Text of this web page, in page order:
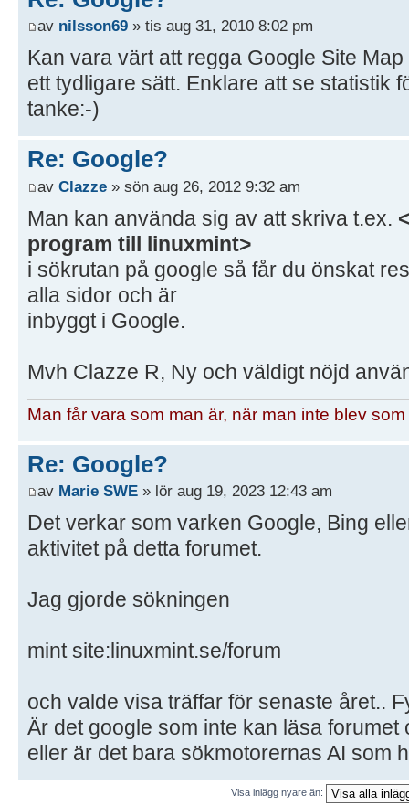
av nilsson69 » tis aug 31, 2010 8:02 pm
Kan vara värt att regga Google Site
ett tydligare sätt. Enklare att se statistik
tanke:-)
Re: Google?
av Clazze » sön aug 26, 2012 9:32 am
Man kan använda sig av att skriva t.ex.
program till linuxmint>
i sökrutan på google så får du önskat
alla sidor och är
inbyggt i Google.
Mvh Clazze R, Ny och väldigt nöjd
Man får vara som man är, när man inte blev
Re: Google?
av Marie SWE » lör aug 19, 2023 12:43 am
Det verkar som varken Google, Bing
aktivitet på detta forumet.
Jag gjorde sökningen
mint site:linuxmint.se/forum
och valde visa träffar för senaste året..
Är det google som inte kan läsa forumet
eller är det bara sökmotorernas AI som
Visa inlägg nyare än: